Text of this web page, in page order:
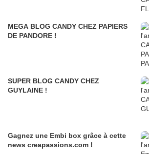
MEGA BLOG CANDY CHEZ PAPIERS
DE PANDORE !
SUPER BLOG CANDY CHEZ
GUYLAINE !
Gagnez une Embi box grâce à cette
news creapassions.com !